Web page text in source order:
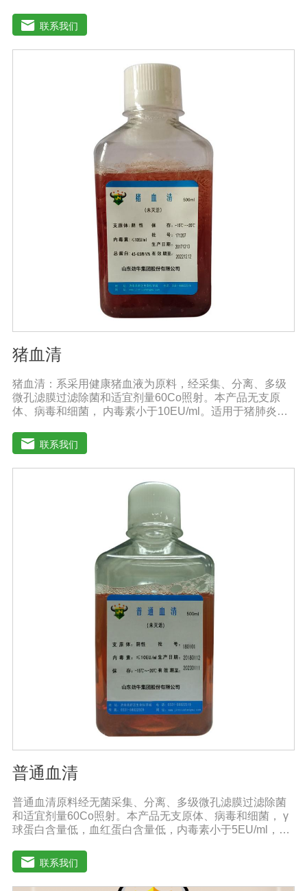
1000ml/瓶保存：-15℃―-20℃有效期：5年注意事项：解
冻：采用逐步解冻法（ -20℃→2-8℃→ 室温），可减少沉
淀的产生使血清质量不会受到影响。
联系我们
猪血清
猪血清：系采用健康猪血液为原料，经采集、分离、多级
微孔滤膜过滤除菌和适宜剂量60Co照射。本产品无支原
体、病毒和细菌， 内毒素小于10EU/ml。适用于猪肺炎支
和国兽药典》2020版质量标准。规格：500ml/瓶保
存：-15℃―-20℃有效期：5年注意事项：解冻：采用逐
步解冻法（ -20℃→2-8℃→ 室温），可减少沉淀的产生使
联系我们
普通血清
普通血清原料经无菌采集、分离、多级微孔滤膜过滤除菌
和适宜剂量60Co照射。本产品无支原体、病毒和细菌， γ
球蛋白含量低，血红蛋白含量低，内毒素小于5EU/ml，具
扩增及单克隆抗体的制备和疫苗的研制及生产。质量标
准：符合《中华人民共和国兽药典》2020版质量标准。规
格：500ml/瓶保存：-15℃―-20℃有效期：5年注意事
联系我们